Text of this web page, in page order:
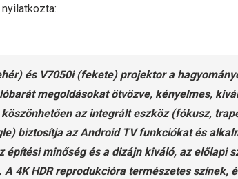
és V7050i (fekete) projektor a
megoldásokat ötvözve, kényelmes,
az integrált eszköz (fókusz,
biztosítja az Android TV funkciókat és
építési minőség és a dizájn kiváló, az előlapi
A 4K HDR reprodukcióra természetes színek,